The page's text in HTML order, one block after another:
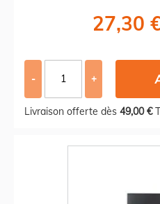
27,30
- +
Livraison offerte dès 49,00 €